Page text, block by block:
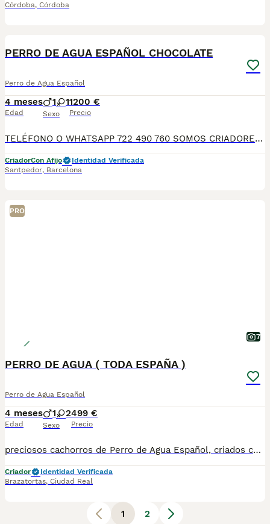
Córdoba, Córdoba
PERRO DE AGUA ESPAÑOL CHOCOLATE
Perro de Agua Español
4 meses
Edad
1 1
Sexo
1200 €
Precio
TELÉFONO O WHATSAPP 722 490 760 SOMOS CRIADORES DIRECTOS SIN INTERMEDIARIOS! MAS DE 20 AÑOS EN EL SECTOR NOS AVALAN, VALORANDO NO SOLO LA CRIA RESPONSABLE SI NO TAMBIEN LA SELECCIÓN PARA MEJORAR LA RAZA DURANTE TODOS ESTOS AÑOS. NUESTROS CACHORROS SE ENTREGAN PREVIAMENTE REVISADOS POR UN VETERINARIO PROFESIONAL Y BAJO LOS MAS ESTRICTOS CONTROLES DE SALUD, HACEMOS HINCAPIÉ EN SU SOCIABILIZACIÓN PARA SU CORRECTO DESARROLLO NEUROLOGICO! Y OS ASESORAMOS ANTES DURANTE Y DESPUES DE LA ENTREGA PARA QUE TODO SEA LO MAS AFABLE Y FACIL POSIBLE DURANTE LA ADAPTACION! NUESTROS BEBE SE ENTREGAN A PARTIR DE LOS DOS MESES CON SUS VACUNAS AL DIA, DESPARASITADOS Y CON GARANTIAS DE SALUD, MICROCHIP Y CARTILLA DE VACUNACION! SI BUSCAS UN COMPAÑERO SANO Y EQUILIBRADO ESTE ES EL LUGAR, TE ASESORAREMOS DURANTE TODO EL PROCESO NO DUDES EN CONSULTAR POR NUESTROS PEQUES AL 722 490 760
CriadorCon Afijo
Identidad Verificada
Santpedor, Barcelona
PRO
7
PERRO DE AGUA ( TODA ESPAÑA )
Perro de Agua Español
4 meses
Edad
1 2
Sexo
499 €
Precio
preciosos cachorros de Perro de Agua Español, criados con cariño y dedicación, procedentes de una excelente genética y seleccionados por su carácter equilibrado, salud y belleza. ✅ Entrega en toda la Península ✅ Pago totalmente contra reembolso ✅ Cachorros completamente socializados ✅ Acostumbrados al contacto con personas ✅ Vacunados y desparasitados según su edad ✅ Microchip y cartilla sanitaria incluidos ✅ Toda la documentación al día ✅ Padres con excelente carácter y genética Nuestros cachorros crecen en un entorno familiar, recibiendo los mejores cuidados desde sus primeros días de vida para garantizar perros sanos, equilibrados y felices. Información y reservas 61.08.6470.2 🚚 Entrega segura en cualquier punto de España peninsular.
Criador
Identidad Verificada
Brazatortas, Ciudad Real
1 2